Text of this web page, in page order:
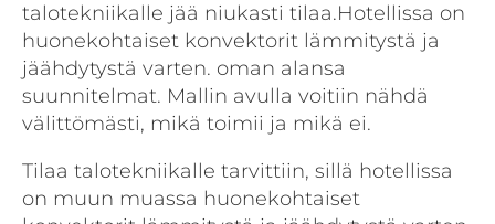
talotekniikalle jää niukasti tilaa.Hotellissa on
huonekohtaiset konvektorit lämmitystä ja
jäähdytystä varten. oman alansa
suunnitelmat. Mallin avulla voitiin nähdä
välittömästi, mikä toimii ja mikä ei.
Tilaa talotekniikalle tarvittiin, sillä hotellissa
on muun muassa huonekohtaiset